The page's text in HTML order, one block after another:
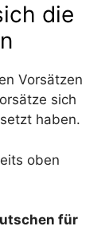
die
Vorsätzen
sich
haben.
oben
für